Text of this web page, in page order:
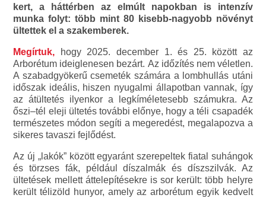
kert, a háttérben az elmúlt napokban is intenzív
munka folyt: több mint 80 kisebb-nagyobb növényt
ültettek el a szakemberek.
Megírtuk, hogy 2025. december 1. és 25. között az
Arborétum ideiglenesen bezárt. Az időzítés nem véletlen.
A szabadgyökerű csemeték számára a lombhullás utáni
időszak ideális, hiszen nyugalmi állapotban vannak, így
az átültetés ilyenkor a legkíméletesebb számukra. Az
őszi–tél eleji ültetés további előnye, hogy a téli csapadék
természetes módon segíti a megeredést, megalapozva a
sikeres tavaszi fejlődést.
Az új „lakók” között egyaránt szerepeltek fiatal suhángok
és törzses fák, például díszalmák és díszszilvák. Az
ültetések mellett áttelepítésekre is sor került: több helyre
került télizöld hunyor, amely az arborétum egyik kedvelt